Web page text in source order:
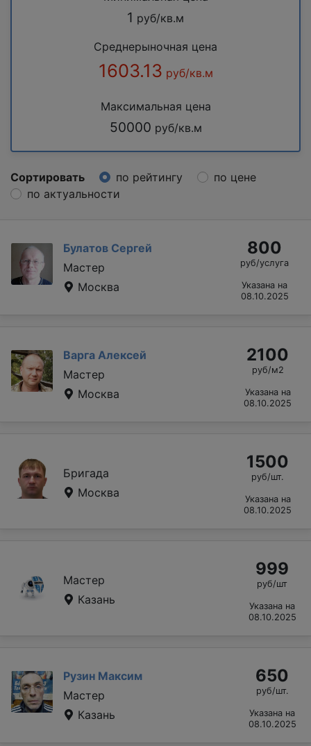
1 руб/кв.м
Среднерыночная цена
1603.13 руб/кв.м
Максимальная цена
50000 руб/кв.м
Сортировать по рейтингу
по цене
по актуальности
Булатов Сергей
Мастер
Москва
800
руб/услуга
Указана на
08.10.2025
Варга Алексей
Мастер
Москва
2100
руб/м2
Указана на
08.10.2025
Бригада
Москва
1500
руб/шт.
Указана на
08.10.2025
Мастер
Казань
999
руб/шт
Указана на
08.10.2025
Рузин Максим
Мастер
Казань
650
руб/шт.
Указана на
08.10.2025